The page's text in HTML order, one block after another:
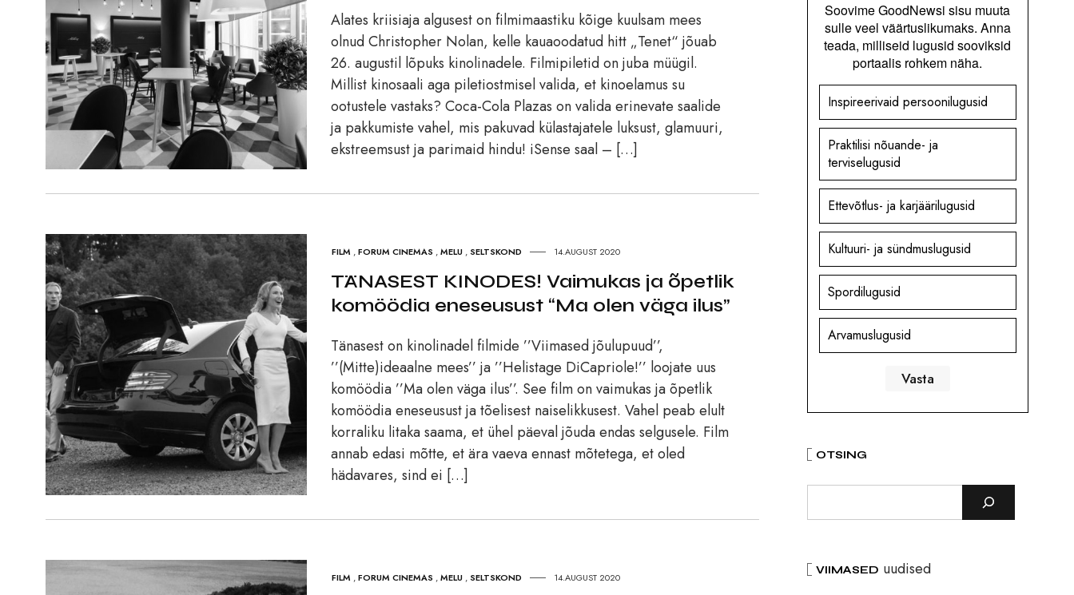
Alates kriisiaja algusest on filmimaastiku kõige kuulsam mees
olnud Christopher Nolan, kelle kauaoodatud hitt „Tenet“ jõuab
26. augustil lõpuks kinolinadele. Filmipiletid on juba müügil.
Millist kinosaali aga piletiostmisel valida, et kinoelamus su
ootustele vastaks? Coca-Cola Plazas on valida erinevate saalide
ja pakkumiste vahel, mis pakuvad külastajatele luksust, glamuuri,
ekstreemsust ja parimaid hindu! iSense saal – […]
FILM ,FORUM CINEMAS ,MELU , SELTSKOND 14.AUGUST 2020
TÄNASEST KINODES! Vaimukas ja õpetlik
komöödia eneseusust “Ma olen väga ilus”
Tänasest on kinolinadel filmide ’’Viimased jõulupuud’’,
’’(Mitte)ideaalne mees’’ ja ’’Helistage DiCapriole!’’ loojate uus
komöödia ’’Ma olen väga ilus’’. See film on vaimukas ja õpetlik
komöödia eneseusust ja tõelisest naiselikkusest. Vahel peab elult
korraliku litaka saama, et ühel päeval jõuda endas selgusele. Film
annab edasi mõtte, et ära vaeva ennast mõtetega, et oled
hädavares, sind ei […]
FILM ,FORUM CINEMAS ,MELU , SELTSKOND 14.AUGUST 2020
Soovime GoodNewsi sisu muuta
sulle veel väärtuslikumaks. Anna
teada, milliseid lugusid sooviksid
portaalis rohkem näha.
Inspireerivaid persoonilugusid
Praktilisi nõuande- ja
terviselugusid
Ettevõtlus- ja karjäärilugusid
Kultuuri- ja sündmuslugusid
Spordilugusid
Arvamuslugusid
OTSING
VIIMASED uudised